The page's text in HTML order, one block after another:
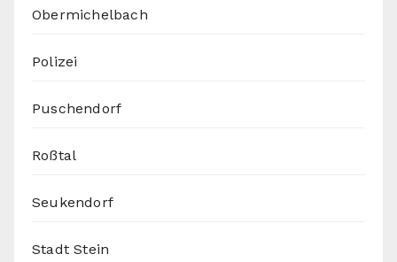
Obermichelbach
Polizei
Puschendorf
Roßtal
Seukendorf
Stadt Stein